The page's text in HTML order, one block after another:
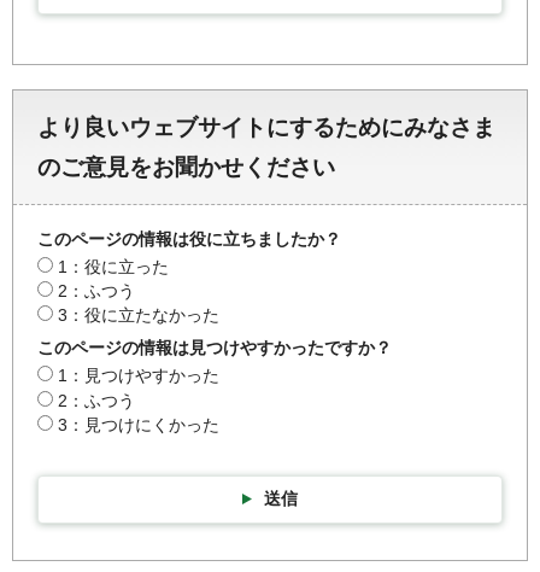
より良いウェブサイトにするためにみなさま
のご意見をお聞かせください
このページの情報は役に立ちましたか？
1：役に立った
2：ふつう
3：役に立たなかった
このページの情報は見つけやすかったですか？
1：見つけやすかった
2：ふつう
3：見つけにくかった
送信